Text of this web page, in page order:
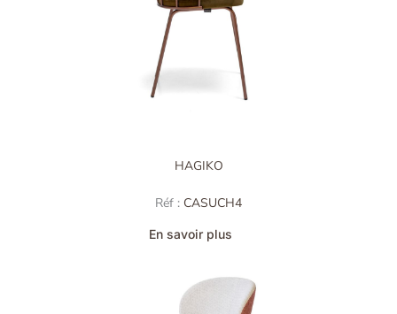
HAGIKO
Réf : CASUCH4
En savoir plus